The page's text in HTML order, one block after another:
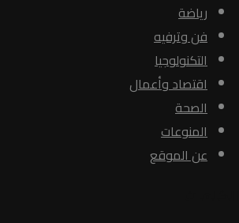
رياضة
فن وترفيه
التكنولوجيا
اقتصاد وأعمال
الصحة
المنوعات
عن الموقع